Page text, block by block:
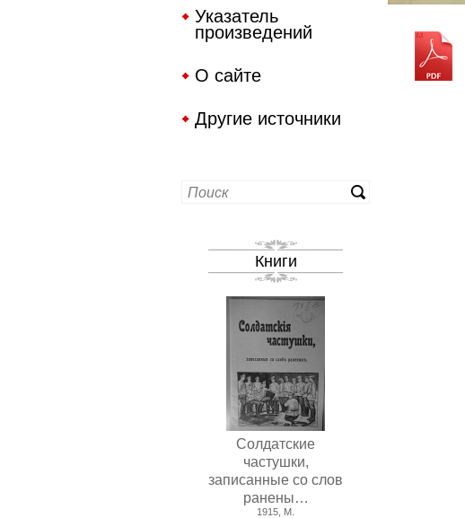
Указатель
произведений
О сайте
Другие источники
Книги
Солдатские
частушки,
записанные со слов
ранены…
1915, М.